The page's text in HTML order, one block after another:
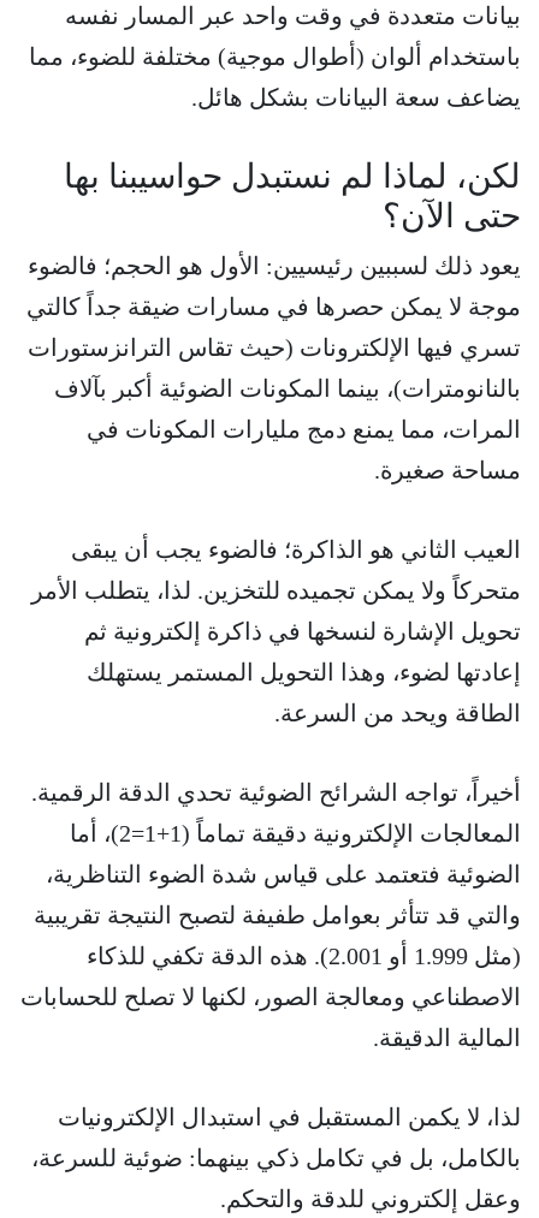
بيانات متعددة في وقت واحد عبر المسار نفسه
باستخدام ألوان (أطوال موجية) مختلفة للضوء، مما
يضاعف سعة البيانات بشكل هائل.
لكن، لماذا لم نستبدل حواسيبنا بها
حتى الآن؟
يعود ذلك لسببين رئيسيين: الأول هو الحجم؛ فالضوء
موجة لا يمكن حصرها في مسارات ضيقة جداً كالتي
تسري فيها الإلكترونات (حيث تقاس الترانزستورات
بالنانومترات)، بينما المكونات الضوئية أكبر بآلاف
المرات، مما يمنع دمج مليارات المكونات في
مساحة صغيرة.
العيب الثاني هو الذاكرة؛ فالضوء يجب أن يبقى
متحركاً ولا يمكن تجميده للتخزين. لذا، يتطلب الأمر
تحويل الإشارة لنسخها في ذاكرة إلكترونية ثم
إعادتها لضوء، وهذا التحويل المستمر يستهلك
الطاقة ويحد من السرعة.
أخيراً، تواجه الشرائح الضوئية تحدي الدقة الرقمية.
المعالجات الإلكترونية دقيقة تماماً (1+1=2)، أما
الضوئية فتعتمد على قياس شدة الضوء التناظرية،
والتي قد تتأثر بعوامل طفيفة لتصبح النتيجة تقريبية
(مثل 1.999 أو 2.001). هذه الدقة تكفي للذكاء
الاصطناعي ومعالجة الصور، لكنها لا تصلح للحسابات
المالية الدقيقة.
لذا، لا يكمن المستقبل في استبدال الإلكترونيات
بالكامل، بل في تكامل ذكي بينهما: ضوئية للسرعة،
وعقل إلكتروني للدقة والتحكم.